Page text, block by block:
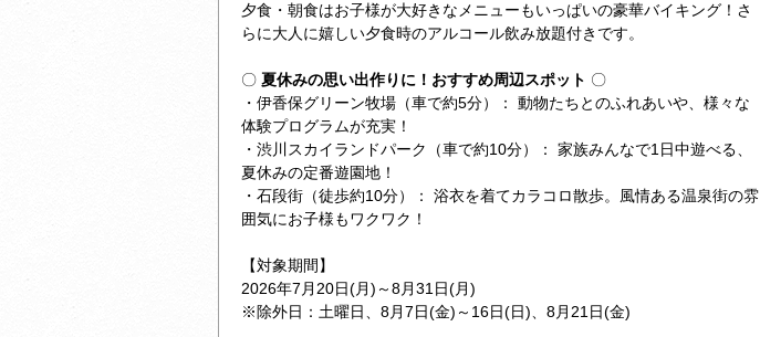
夕食・朝食はお子様が大好きなメニューもいっぱいの豪華バイキング！さ
らに大人に嬉しい夕食時のアルコール飲み放題付きです。
〇 夏休みの思い出作りに！おすすめ周辺スポット 〇
・伊香保グリーン牧場（車で約5分）： 動物たちとのふれあいや、様々な
体験プログラムが充実！
・渋川スカイランドパーク（車で約10分）： 家族みんなで1日中遊べる、
夏休みの定番遊園地！
・石段街（徒歩約10分）： 浴衣を着てカラコロ散歩。風情ある温泉街の雰
囲気にお子様もワクワク！
【対象期間】
2026年7月20日(月)～8月31日(月)
※除外日：土曜日、8月7日(金)～16日(日)、8月21日(金)